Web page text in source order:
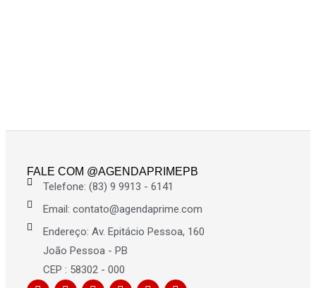
FALE COM @AGENDAPRIMEPB
Telefone: (83) 9 9913 - 6141
Email: contato@agendaprime.com
Endereço: Av. Epitácio Pessoa, 160
João Pessoa - PB
CEP : 58302 - 000